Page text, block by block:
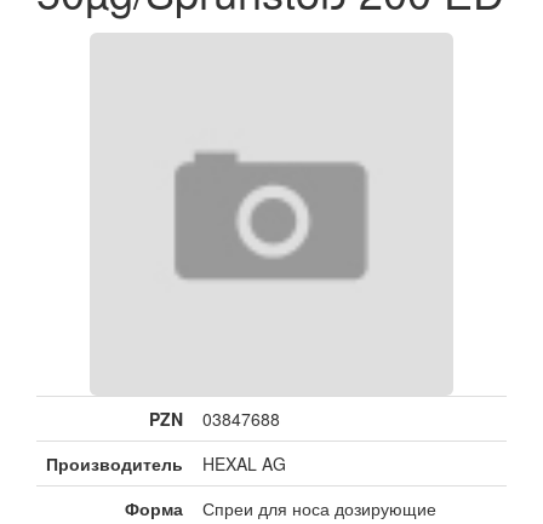
PZN
03847688
Производитель
HEXAL AG
Форма
Спреи для носа дозирующие